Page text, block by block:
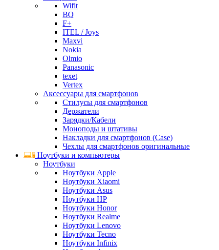
Wifit
BQ
F+
ITEL / Joys
Maxvi
Nokia
Olmio
Panasonic
texet
Vertex
Аксессуары для смартфонов
Стилусы для смартфонов
Держатели
Зарядки/Кабели
Моноподы и штативы
Накладки для смартфонов (Case)
Чехлы для смартфонов оригинальные
Ноутбуки и компьютеры
Ноутбуки
Ноутбуки Apple
Ноутбуки Xiaomi
Ноутбуки Asus
Ноутбуки HP
Ноутбуки Honor
Ноутбуки Realme
Ноутбуки Lenovo
Ноутбуки Tecno
Ноутбуки Infinix